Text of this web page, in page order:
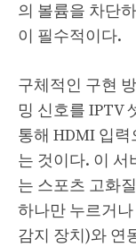
의 볼륨을 차단
이 필수적이다.
구체적인 구현
밍 신호를 IPTV
통해 HDMI 입
는 것이다. 이 서
는 스포츠 고화
하나만 누르거
감지 장치)와 연